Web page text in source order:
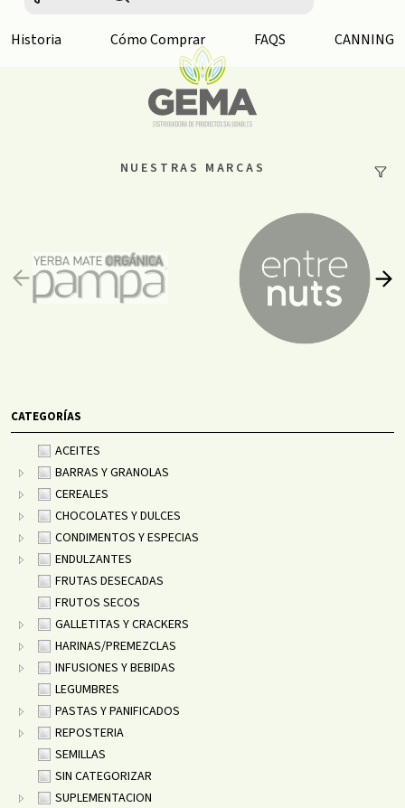
NUESTRAS MARCAS
CATEGORÍAS
ACEITES
BARRAS Y GRANOLAS
CEREALES
CHOCOLATES Y DULCES
CONDIMENTOS Y ESPECIAS
ENDULZANTES
FRUTAS DESECADAS
FRUTOS SECOS
GALLETITAS Y CRACKERS
HARINAS/PREMEZCLAS
INFUSIONES Y BEBIDAS
LEGUMBRES
PASTAS Y PANIFICADOS
REPOSTERIA
SEMILLAS
SIN CATEGORIZAR
SUPLEMENTACION
Historia Cómo Comprar FAQS CANNING